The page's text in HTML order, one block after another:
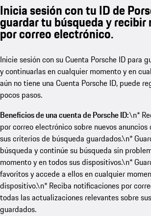
Inicia sesión con tu ID de
guardar tu búsqueda y
por correo electrónico.
Inicie sesión con su Cuenta Porsche ID para
y continuarlas en cualquier momento y en
aún no tiene una Cuenta Porsche ID, puede
pocos pasos.
Beneficios de una cuenta de Porsche ID:\n*
por correo electrónico sobre nuevos
sus criterios de búsqueda guardados.\n*
búsqueda y continúe su búsqueda sin
momento y en todos sus dispositivos.\n*
favoritos y accede a ellos en cualquier
dispositivo.\n* Reciba notificaciones por
todas las actualizaciones relevantes sobre
guardados.